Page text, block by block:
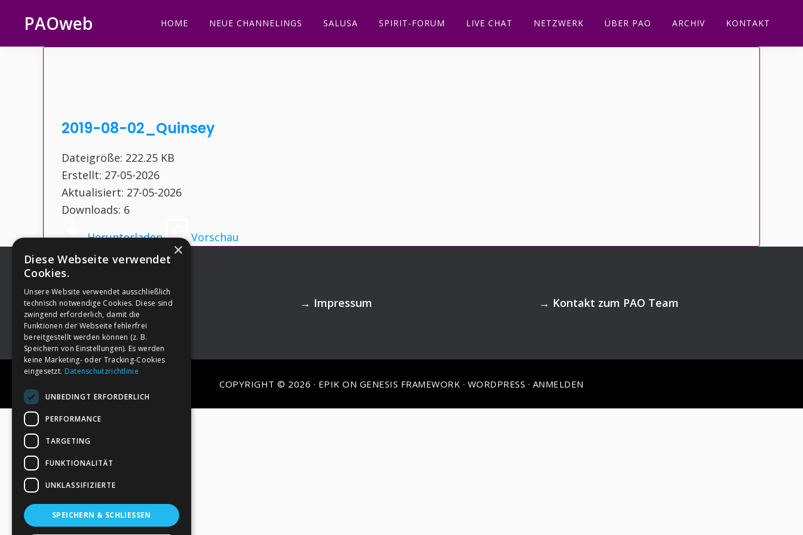
Hauptnavigation
springen
Inhalt
springen
Seitenspalte
springen
Fußzeile
springen
PAOweb HOME NEUE CHANNELINGS SALUSA SPIRIT-FORUM LIVE CHAT NETZWERK ÜBER PAO ARCHIV KONTAKT
2019-08-02_Quinsey
Dateigröße: 222.25 KB
Erstellt: 27-05-2026
Aktualisiert: 27-05-2026
Downloads: 6
Herunterladen
Vorschau
Footer →Deine Spende → Impressum → Kontakt zum PAO Team
COPYRIGHT © 2026 · EPIK ON GENESIS FRAMEWORK · WORDPRESS · ANMELDEN
×
Diese Webseite verwendet
Cookies.
Unsere Website verwendet ausschließlich
technisch notwendige Cookies. Diese sind
zwingend erforderlich, damit die
Funktionen der Webseite fehlerfrei
bereitgestellt werden können (z. B.
Speichern von Einstellungen). Es werden
keine Marketing- oder Tracking-Cookies
eingesetzt. Datenschutzrichtlinie
UNBEDINGT ERFORDERLICH
PERFORMANCE
TARGETING
FUNKTIONALITÄT
UNKLASSIFIZIERTE
SPEICHERN & SCHLIESSEN